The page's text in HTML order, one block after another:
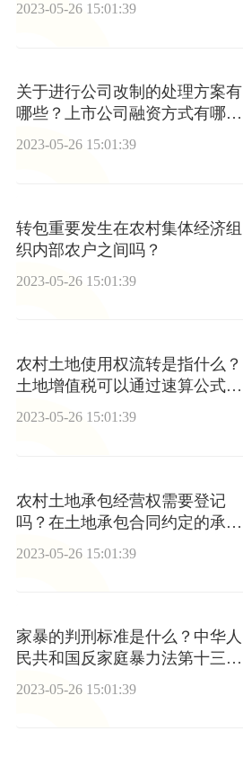
2023-05-26 15:01:39
关于进行公司改制的处理方案有
哪些？上市公司融资方式有哪
些？
2023-05-26 15:01:39
转包重要发生在农村集体经济组
织内部农户之间吗？
2023-05-26 15:01:39
农村土地使用权流转是指什么？
土地增值税可以通过速算公式计
算吗？
2023-05-26 15:01:39
农村土地承包经营权需要登记
吗？在土地承包合同约定的承包
2023-05-26 15:01:39
家暴的判刑标准是什么？中华人
民共和国反家庭暴力法第十三条
2023-05-26 15:01:39